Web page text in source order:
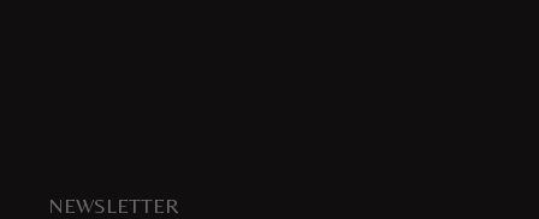
NEWSLETTER